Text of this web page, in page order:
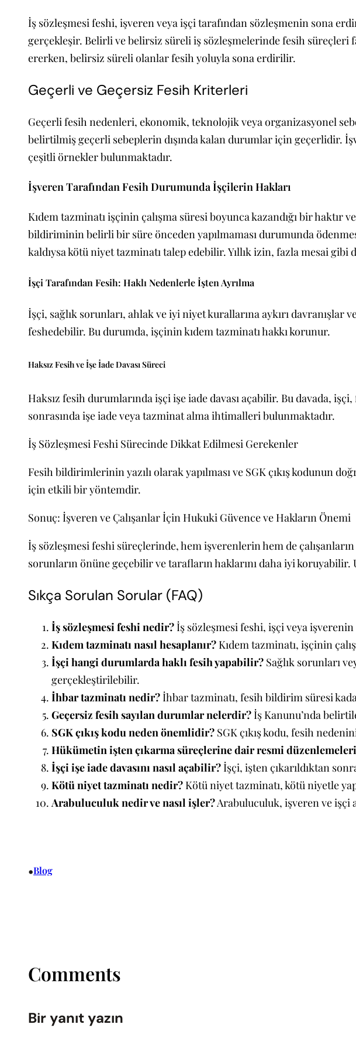
İş sözleşmesi feshi, işveren veya işçi tarafından sözleşmenin sona
gerçekleşir. Belirli ve belirsiz süreli iş sözleşmelerinde fesih
ererken, belirsiz süreli olanlar fesih yoluyla sona erdirilir.
Geçerli ve Geçersiz Fesih Kriterleri
Geçerli fesih nedenleri, ekonomik, teknolojik veya organizasyonel
belirtilmiş geçerli sebeplerin dışında kalan durumlar için geçerlidir.
çeşitli örnekler bulunmaktadır.
İşveren Tarafından Fesih Durumunda İşçilerin Hakları
Kıdem tazminatı işçinin çalışma süresi boyunca kazandığı bir
bildiriminin belirli bir süre önceden yapılmaması durumunda
kaldıysa kötü niyet tazminatı talep edebilir. Yıllık izin, fazla mesai gibi
İşçi Tarafından Fesih: Haklı Nedenlerle İşten Ayrılma
İşçi, sağlık sorunları, ahlak ve iyi niyet kurallarına aykırı davranışlar
feshedebilir. Bu durumda, işçinin kıdem tazminatı hakkı korunur.
Haksız Fesih ve İşe İade Davası Süreci
Haksız fesih durumlarında işçi işe iade davası açabilir. Bu davada,
sonrasında işe iade veya tazminat alma ihtimalleri bulunmaktadır.
İş Sözleşmesi Feshi Sürecinde Dikkat Edilmesi Gerekenler
Fesih bildirimlerinin yazılı olarak yapılması ve SGK çıkış kodunun
için etkili bir yöntemdir.
Sonuç: İşveren ve Çalışanlar İçin Hukuki Güvence ve Hakların Önemi
İş sözleşmesi feshi süreçlerinde, hem işverenlerin hem de
sorunların önüne geçebilir ve tarafların haklarını daha iyi
Sıkça Sorulan Sorular (FAQ)
İş sözleşmesi feshi nedir? İş sözleşmesi feshi, işçi veya
Kıdem tazminatı nasıl hesaplanır? Kıdem tazminatı, işçinin
İşçi hangi durumlarda haklı fesih yapabilir? Sağlık sorunları
gerçekleştirilebilir.
İhbar tazminatı nedir? İhbar tazminatı, fesih bildirim süresi
Geçersiz fesih sayılan durumlar nelerdir? İş Kanunu’nda
SGK çıkış kodu neden önemlidir? SGK çıkış kodu, fesih
Hükümetin işten çıkarma süreçlerine dair resmi
İşçi işe iade davasını nasıl açabilir? İşçi, işten çıkarıldıktan
Kötü niyet tazminatı nedir? Kötü niyet tazminatı, kötü niyetle
Arabuluculuk nedir ve nasıl işler?Arabuluculuk, işveren ve işçi
•Blog
Comments
Bir yanıt yazın